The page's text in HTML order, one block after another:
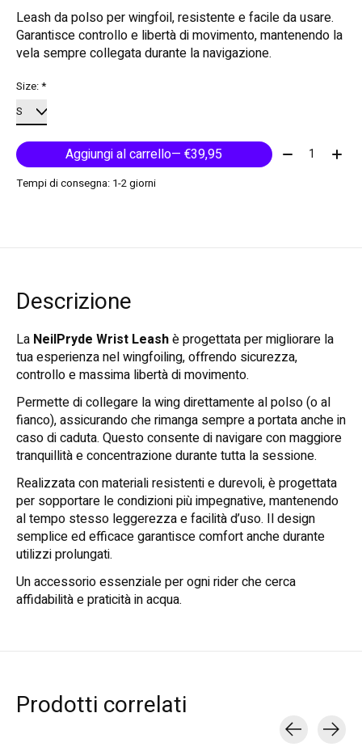
Leash da polso per wingfoil, resistente e facile da usare.
Garantisce controllo e libertà di movimento, mantenendo la
vela sempre collegata durante la navigazione.
Size:*
Aggiungi al carrello — €39,95 Quantità:
Tempi di consegna: 1-2 giorni
Descrizione
La NeilPryde Wrist Leashè progettata per migliorare la
tua esperienza nel wingfoiling, offrendo sicurezza,
controllo e massima libertà di movimento.
Permette di collegare la wing direttamente al polso (o al
fianco), assicurando che rimanga sempre a portata anche in
caso di caduta. Questo consente di navigare con maggiore
tranquillità e concentrazione durante tutta la sessione.
Realizzata con materiali resistenti e durevoli, è progettata
per sopportare le condizioni più impegnative, mantenendo
al tempo stesso leggerezza e facilità d’uso. Il design
semplice ed efficace garantisce comfort anche durante
utilizzi prolungati.
Un accessorio essenziale per ogni rider che cerca
affidabilità e praticità in acqua.
Prodotti correlati